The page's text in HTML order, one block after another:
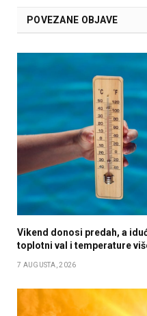
POVEZANE OBJAVE
Vikend donosi predah, a
toplotni val i temperature
7 AUGUSTA, 2026